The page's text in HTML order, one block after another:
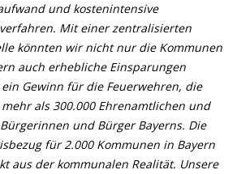
und kostenintensive
Mit einer zentralisierten
könnten wir nicht nur die Kommunen
auch erhebliche Einsparungen
Gewinn für die Feuerwehren, die
als 300.000 Ehrenamtlichen und
und Bürger Bayerns. Die
für 2.000 Kommunen in Bayern
aus der kommunalen Realität. Unsere